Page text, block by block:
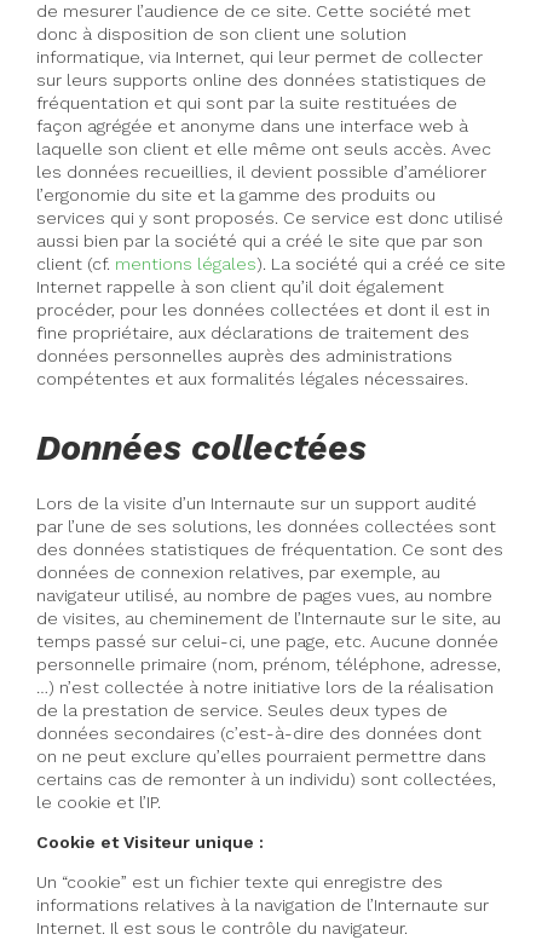
de mesurer l’audience de ce site. Cette société met
donc à disposition de son client une solution
informatique, via Internet, qui leur permet de collecter
sur leurs supports online des données statistiques de
fréquentation et qui sont par la suite restituées de
façon agrégée et anonyme dans une interface web à
laquelle son client et elle même ont seuls accès. Avec
les données recueillies, il devient possible d’améliorer
l’ergonomie du site et la gamme des produits ou
services qui y sont proposés. Ce service est donc utilisé
aussi bien par la société qui a créé le site que par son
client (cf. mentions légales). La société qui a créé ce site
Internet rappelle à son client qu’il doit également
procéder, pour les données collectées et dont il est in
fine propriétaire, aux déclarations de traitement des
données personnelles auprès des administrations
compétentes et aux formalités légales nécessaires.
Données collectées
Lors de la visite d’un Internaute sur un support audité
par l’une de ses solutions, les données collectées sont
des données statistiques de fréquentation. Ce sont des
données de connexion relatives, par exemple, au
navigateur utilisé, au nombre de pages vues, au nombre
de visites, au cheminement de l’Internaute sur le site, au
temps passé sur celui-ci, une page, etc. Aucune donnée
personnelle primaire (nom, prénom, téléphone, adresse,
…) n’est collectée à notre initiative lors de la réalisation
de la prestation de service. Seules deux types de
données secondaires (c’est-à-dire des données dont
on ne peut exclure qu’elles pourraient permettre dans
certains cas de remonter à un individu) sont collectées,
le cookie et l’IP.
Cookie et Visiteur unique :
Un “cookie” est un fichier texte qui enregistre des
informations relatives à la navigation de l’Internaute sur
Internet. Il est sous le contrôle du navigateur.